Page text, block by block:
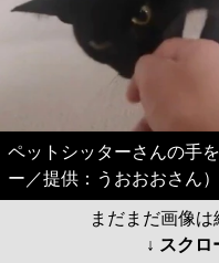
ペットシッターさんの手
ー／提供：うおおおさん）
まだまだ画像は
↓ スクロ